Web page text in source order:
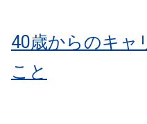
40歳からのキャ
こと